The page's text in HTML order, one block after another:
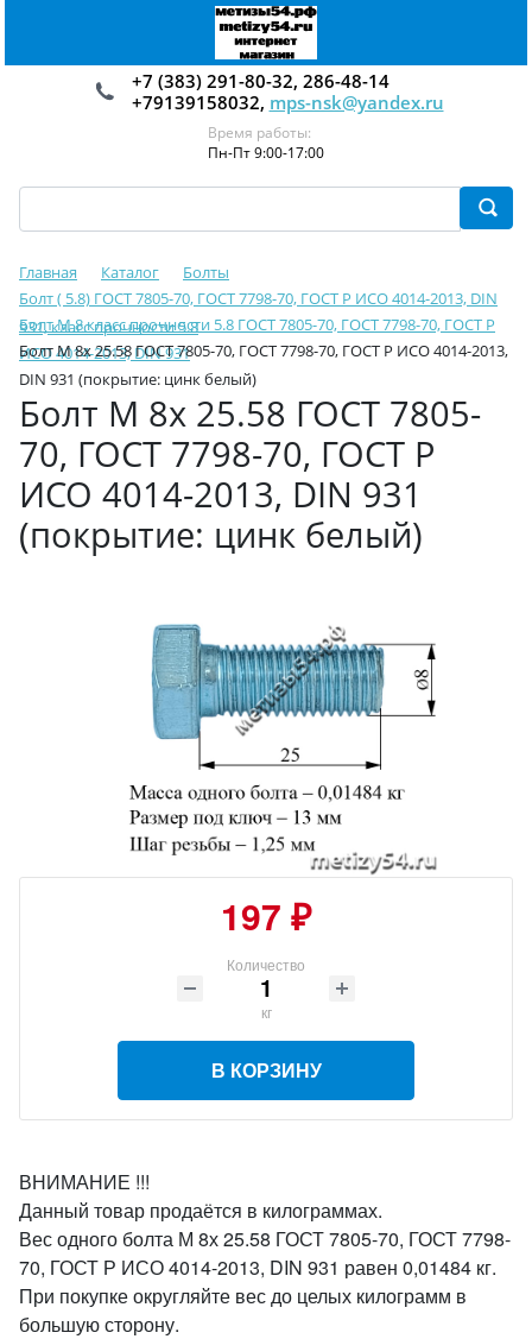
+7 (383) 291-80-32, 286-48-14
+79139158032, mps-nsk@yandex.ru
Время работы:
Пн-Пт 9:00-17:00
Главная Каталог
Болты
Болт ( 5.8) ГОСТ 7805-70, ГОСТ 7798-70, ГОСТ Р ИСО 4014-2013, DIN
931, класс прочности 5.8
Болт М 8 класс прочности 5.8 ГОСТ 7805-70, ГОСТ 7798-70, ГОСТ Р
ИСО 4014-2013, DIN 931
Болт М 8х 25.58 ГОСТ 7805-70, ГОСТ 7798-70, ГОСТ Р ИСО 4014-2013,
DIN 931 (покрытие: цинк белый)
Болт М 8х 25.58 ГОСТ 7805-
70, ГОСТ 7798-70, ГОСТ Р
ИСО 4014-2013, DIN 931
(покрытие: цинк белый)
197 ₽
Количество
кг
В КОРЗИНУ
ВНИМАНИЕ !!!
Данный товар продаётся в килограммах.
Вес одного болта М 8х 25.58 ГОСТ 7805-70, ГОСТ 7798-
70, ГОСТ Р ИСО 4014-2013, DIN 931 равен 0,01484 кг.
При покупке округляйте вес до целых килограмм в
большую сторону.